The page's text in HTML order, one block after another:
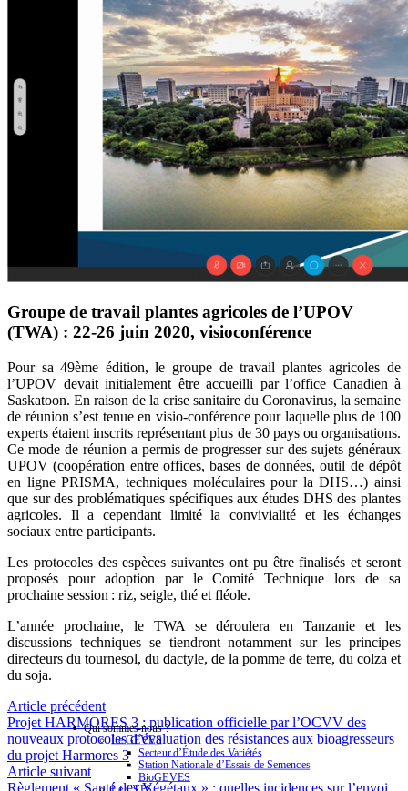
Groupe de travail plantes agricoles de l’UPOV
(TWA) : 22-26 juin 2020, visioconférence
Pour sa 49ème édition, le groupe de travail plantes agricoles de
l’UPOV devait initialement être accueilli par l’office Canadien à
Saskatoon. En raison de la crise sanitaire du Coronavirus, la semaine
de réunion s’est tenue en visio-conférence pour laquelle plus de 100
experts étaient inscrits représentant plus de 30 pays ou organisations.
Ce mode de réunion a permis de progresser sur des sujets généraux
UPOV (coopération entre offices, bases de données, outil de dépôt
en ligne PRISMA, techniques moléculaires pour la DHS…) ainsi
que sur des problématiques spécifiques aux études DHS des plantes
agricoles. Il a cependant limité la convivialité et les échanges
sociaux entre participants.
Les protocoles des espèces suivantes ont pu être finalisés et seront
proposés pour adoption par le Comité Technique lors de sa
prochaine session : riz, seigle, thé et fléole.
L’année prochaine, le TWA se déroulera en Tanzanie et les
discussions techniques se tiendront notamment sur les principes
directeurs du tournesol, du dactyle, de la pomme de terre, du colza et
du soja.
Article précédent
Projet HARMORES 3 : publication officielle par l’OCVV des
nouveaux protocoles d’évaluation des résistances aux bioagresseurs
du projet Harmores 3
Article suivant
Règlement « Santé des Végétaux » : quelles incidences sur l’envoi
Qui sommes-nous ?
Le GEVES
Secteur d’Étude des Variétés
Station Nationale d’Essais de Semences
BioGEVES